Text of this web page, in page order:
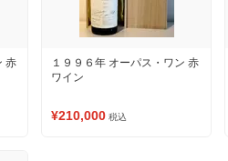
赤
１９９６年 オーパス・ワン 赤
ワイン
¥210,000 税込